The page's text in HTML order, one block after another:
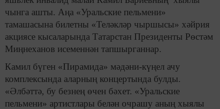
чынга ашты. Аңа «Уральские пельмени»
тамашасына билетны «Теләкләр чыршысы» хәйрия
акциясе кысаларында Татарстан Президенты Рөстәм
Миңнеханов исеменнән тапшырганнар.
Камил бүген «Пирамида» мәдәни-күңел ачу
комплексында аларның концертында булды.
«Әлбәттә, бу безнең өчен бәхет. «Уральские
пельмени» артистлары белән очрашу аның хыялы